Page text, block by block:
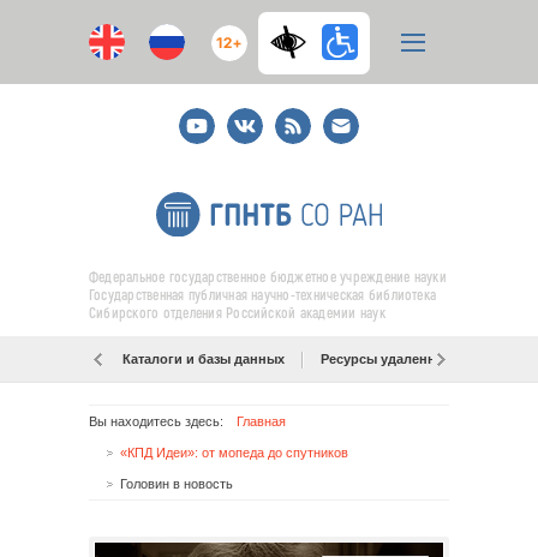
12+
YoutubeВКонтакте
RSS
E-
mail
подписка
Федеральное государственное бюджетное учреждение науки
Государственная публичная научно-техническая библиотека
Сибирского отделения Российской академии наук
Каталоги и базы данных Ресурсы удаленного доступа
Вы находитесь здесь: Главная
«КПД Идеи»: от мопеда до спутников
Головин в новость